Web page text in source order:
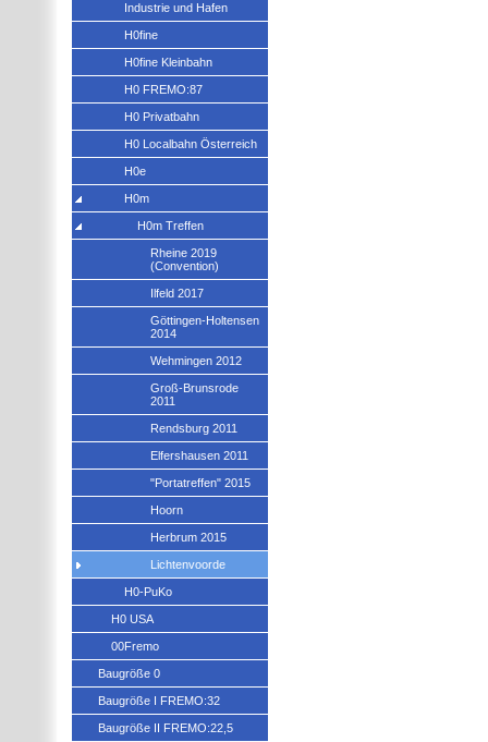
Industrie und Hafen
H0fine
H0fine Kleinbahn
H0 FREMO:87
H0 Privatbahn
H0 Localbahn Österreich
H0e
H0m
H0m Treffen
Rheine 2019
(Convention)
Ilfeld 2017
Göttingen-Holtensen
2014
Wehmingen 2012
Groß-Brunsrode
2011
Rendsburg 2011
Elfershausen 2011
"Portatreffen" 2015
Hoorn
Herbrum 2015
Lichtenvoorde
H0-PuKo
H0 USA
00Fremo
Baugröße 0
Baugröße I FREMO:32
Baugröße II FREMO:22,5